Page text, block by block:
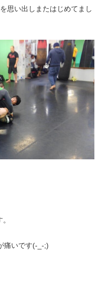
思い出しまたはじめてまし
痛いです(-_-;)